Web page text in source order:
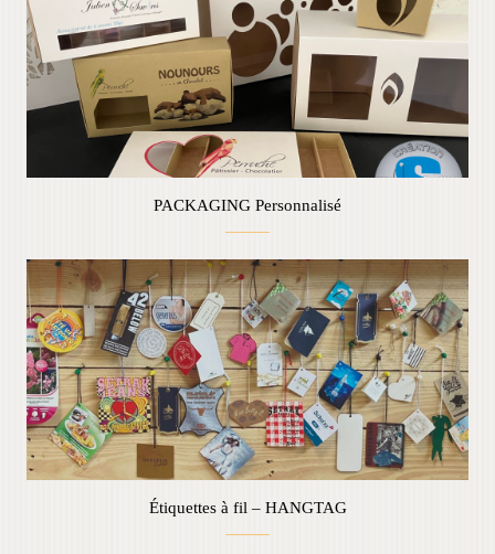
PACKAGING Personnalisé
Étiquettes à fil – HANGTAG